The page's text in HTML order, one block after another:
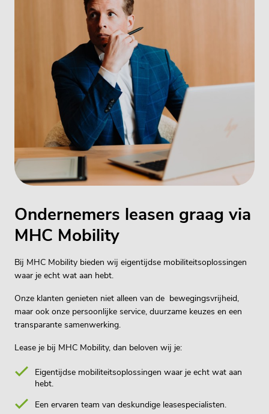
Ondernemers leasen graag via
MHC Mobility
Bij MHC Mobility bieden wij eigentijdse mobiliteitsoplossingen
waar je echt wat aan hebt.
Onze klanten genieten niet alleen van de bewegingsvrijheid,
maar ook onze persoonlijke service, duurzame keuzes en een
transparante samenwerking.
Lease je bij MHC Mobility, dan beloven wij je:
Eigentijdse mobiliteitsoplossingen waar je echt wat aan
hebt.
Een ervaren team van deskundige leasespecialisten.